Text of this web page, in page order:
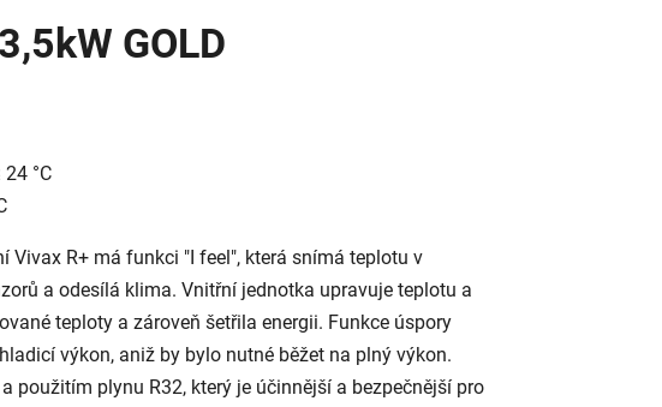
GOLD
°C
Vivax R+ má funkci "I feel", která snímá teplotu v
a odesílá klima. Vnitřní jednotka upravuje teplotu a
teploty a zároveň šetřila energii. Funkce úspory
výkon, aniž by bylo nutné běžet na plný výkon.
použitím plynu R32, který je účinnější a bezpečnější pro